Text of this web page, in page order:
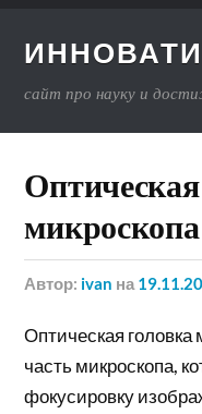
сайт про науку и
микроскопа
Автор: ivan на
Оптическая головка
часть микроскопа,
фокусировку